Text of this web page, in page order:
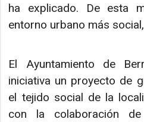
ha explicado. De esta
entorno urbano más
El Ayuntamiento de
iniciativa un proyecto de
el tejido social de la
con la colaboración